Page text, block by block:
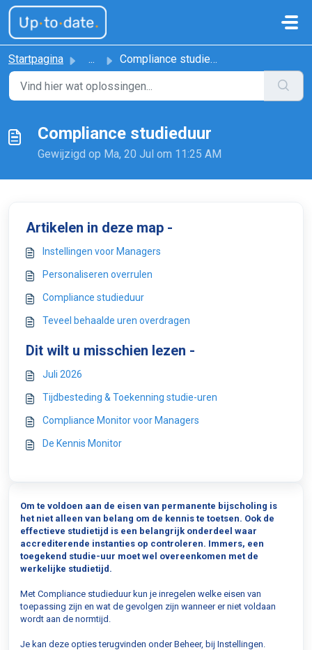
Doorgaan naar hoofdinhoud
Startpagina ... Compliance studieduur
Compliance studieduur
Gewijzigd op Ma, 20 Jul om 11:25 AM
Artikelen in deze map -
Instellingen voor Managers
Personaliseren overrulen
Compliance studieduur
Teveel behaalde uren overdragen
Dit wilt u misschien lezen -
Juli 2026
Tijdbesteding & Toekenning studie-uren
Compliance Monitor voor Managers
De Kennis Monitor
Om te voldoen aan de eisen van permanente bijscholing is
het niet alleen van belang om de kennis te toetsen. Ook de
effectieve studietijd is een belangrijk onderdeel waar
accrediterende instanties op controleren. Immers, een
toegekend studie-uur moet wel overeenkomen met de
werkelijke studietijd.
Met Compliance studieduur kun je inregelen welke eisen van
toepassing zijn en wat de gevolgen zijn wanneer er niet voldaan
wordt aan de normtijd.
Je kan deze opties terugvinden onder Beheer, bij Instellingen.